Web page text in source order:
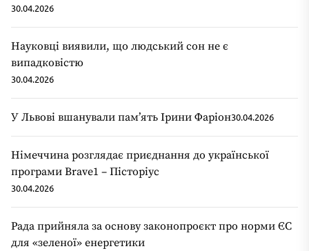
30.04.2026
Науковці виявили, що людський сон не є
випадковістю
30.04.2026
У Львові вшанували пам’ять Ірини Фаріон30.04.2026
Німеччина розглядає приєднання до української
програми Brave1 – Пісторіус
30.04.2026
Рада прийняла за основу законопроєкт про норми ЄС
для «зеленої» енергетики